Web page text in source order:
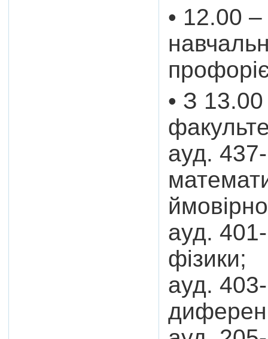
• 12.00
• З
ауд.
ауд.
фізики;
ауд.